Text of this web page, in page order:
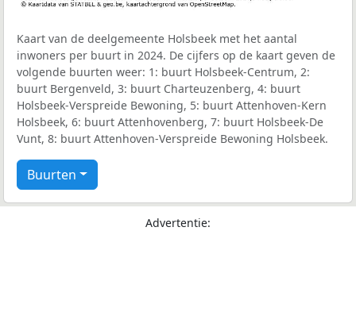
Kaart van de deelgemeente Holsbeek met het aantal
inwoners per buurt in 2024. De cijfers op de kaart geven de
volgende buurten weer: 1: buurt Holsbeek-Centrum, 2:
buurt Bergenveld, 3: buurt Charteuzenberg, 4: buurt
Holsbeek-Verspreide Bewoning, 5: buurt Attenhoven-Kern
Holsbeek, 6: buurt Attenhovenberg, 7: buurt Holsbeek-De
Vunt, 8: buurt Attenhoven-Verspreide Bewoning Holsbeek.
Buurten
Advertentie: